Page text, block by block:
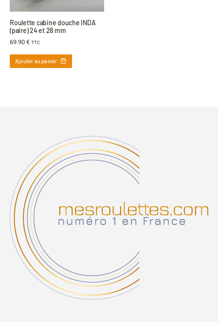
Roulette cabine douche INDA
(paire) 24 et 28 mm
69.90 € TTC
Ajouter au panier